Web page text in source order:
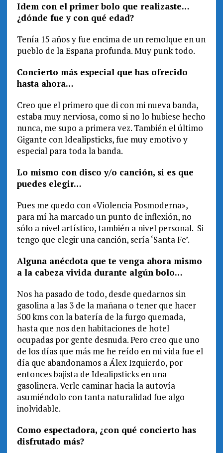
Idem con el primer bolo que realizaste…
¿dónde fue y con qué edad?
Tenía 15 años y fue encima de un remolque en un
pueblo de la España profunda. Muy punk todo.
Concierto más especial que has ofrecido
hasta ahora…
Creo que el primero que di con mi nueva banda,
estaba muy nerviosa, como si no lo hubiese hecho
nunca, me supo a primera vez. También el último
Gigante con Idealipsticks, fue muy emotivo y
especial para toda la banda.
Lo mismo con disco y/o canción, si es que
puedes elegir…
Pues me quedo con «Violencia Posmoderna»,
para mí ha marcado un punto de inflexión, no
sólo a nivel artístico, también a nivel personal. Si
tengo que elegir una canción, sería ‘Santa Fe’.
Alguna anécdota que te venga ahora mismo
a la cabeza vivida durante algún bolo…
Nos ha pasado de todo, desde quedarnos sin
gasolina a las 3 de la mañana o tener que hacer
500 kms con la batería de la furgo quemada,
hasta que nos den habitaciones de hotel
ocupadas por gente desnuda. Pero creo que uno
de los días que más me he reído en mi vida fue el
día que abandonamos a Álex Izquierdo, por
entonces bajista de Idealipsticks en una
gasolinera. Verle caminar hacia la autovía
asumiéndolo con tanta naturalidad fue algo
inolvidable.
Como espectadora, ¿con qué concierto has
disfrutado más?